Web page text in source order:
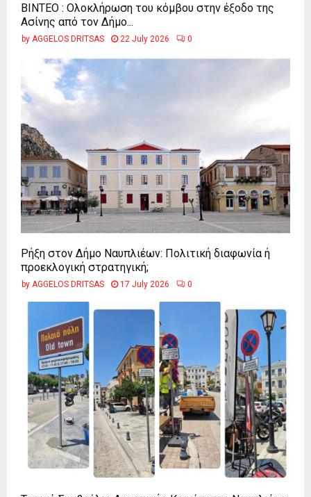
ΒΙΝΤΕΟ : Ολοκλήρωση του κόμβου στην έξοδο της
Ασίνης από τον Δήμο...
by AGGELOS DRITSAS 22 July 2026 0
Ρήξη στον Δήμο Ναυπλιέων: Πολιτική διαφωνία ή
προεκλογική στρατηγική;
by AGGELOS DRITSAS 17 July 2026 0